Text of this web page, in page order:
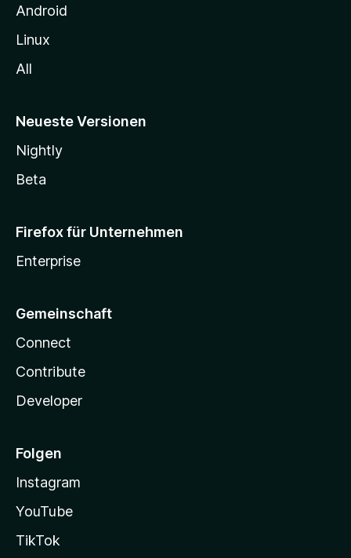
n
Android
Linux
All
Neueste Versionen
Nightly
Beta
Firefox für Unternehmen
Enterprise
Gemeinschaft
Connect
Contribute
Developer
Folgen
Instagram
YouTube
TikTok